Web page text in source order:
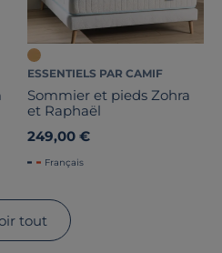
ESSENTIELS PAR CAMIF
Sommier et pieds Zohra
et Raphaël
249,00 €
Français
tout